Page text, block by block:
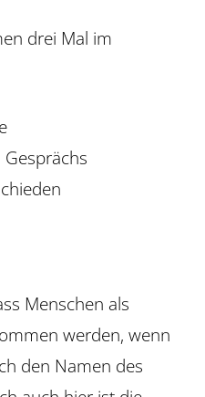
drei Mal im
Menschen als
werden, wenn
den Namen des